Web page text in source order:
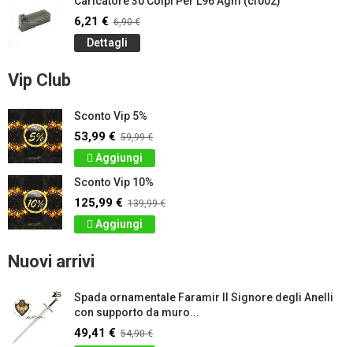
6,21 € 6,90 €
Dettagli
Vip Club
Sconto Vip 5%
53,99 € 59,99 €
Aggiungi
Sconto Vip 10%
125,99 € 139,99 €
Aggiungi
Nuovi arrivi
Spada ornamentale Faramir Il Signore degli Anelli
con supporto da muro...
49,41 € 54,90 €